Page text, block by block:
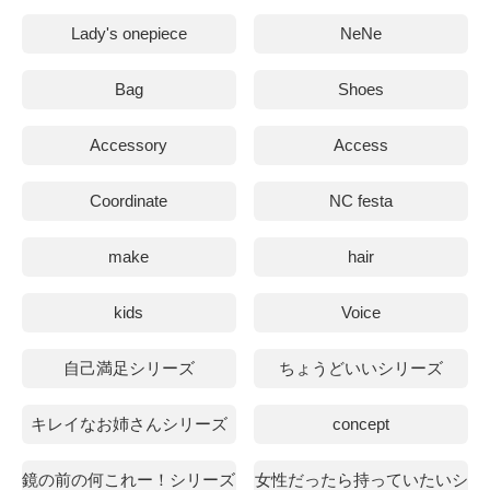
Lady's onepiece NeNe
Bag Shoes
Accessory Access
Coordinate NC festa
make hair
kids Voice
自己満足シリーズ ちょうどいいシリーズ
キレイなお姉さんシリーズ concept
鏡の前の何これー！シリーズ 女性だったら持っていたいシ